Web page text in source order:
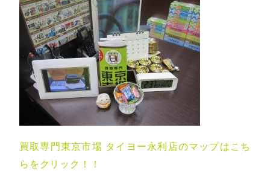
買取専門東京市場 タイヨー永利店のマップはこち
らをクリック！！